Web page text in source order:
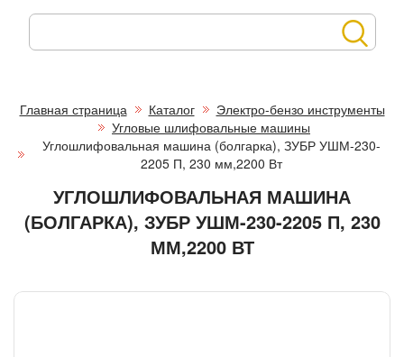
Главная страница Каталог
Электро-бензо инструменты
Угловые шлифовальные машины
Углошлифовальная машина (болгарка), ЗУБР УШМ-230-
2205 П, 230 мм,2200 Вт
УГЛОШЛИФОВАЛЬНАЯ МАШИНА
(БОЛГАРКА), ЗУБР УШМ-230-2205 П, 230
ММ,2200 ВТ